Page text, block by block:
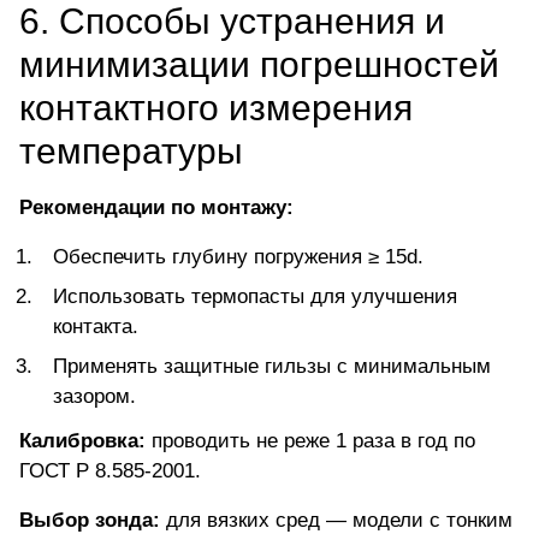
6. Способы устранения и
минимизации погрешностей
контактного измерения
температуры
Рекомендации по монтажу:
Обеспечить глубину погружения ≥ 15d.
Использовать термопасты для улучшения
контакта.
Применять защитные гильзы с минимальным
зазором.
Калибровка: проводить не реже 1 раза в год по
ГОСТ Р 8.585-2001.
Выбор зонда: для вязких сред — модели с тонким